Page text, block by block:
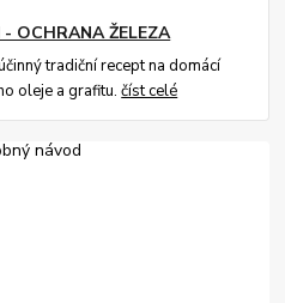
OCHRANA ŽELEZA
tradiční recept na domácí
oleje a grafitu.číst celé